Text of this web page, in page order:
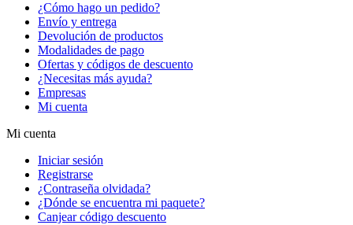
¿Cómo hago un pedido?
Envío y entrega
Devolución de productos
Modalidades de pago
Ofertas y códigos de descuento
¿Necesitas más ayuda?
Empresas
Mi cuenta
Mi cuenta
Iniciar sesión
Registrarse
¿Contraseña olvidada?
¿Dónde se encuentra mi paquete?
Canjear código descuento